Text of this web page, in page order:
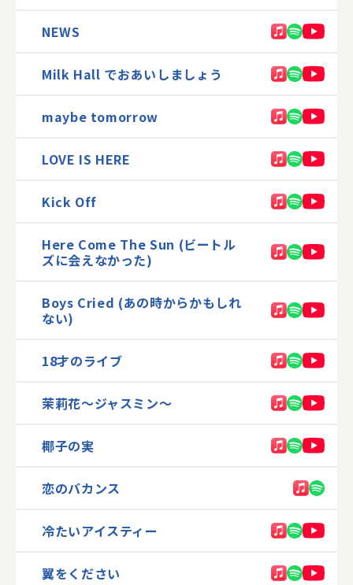
NEWS
Milk Hall でおあいしましょう
maybe tomorrow
LOVE IS HERE
Kick Off
Here Come The Sun (ビートル
ズに会えなかった)
Boys Cried (あの時からかもしれ
ない)
18才のライブ
茉莉花〜ジャスミン〜
椰子の実
恋のバカンス
冷たいアイスティー
翼をください